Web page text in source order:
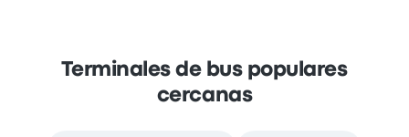
Terminales de bus populares
cercanas